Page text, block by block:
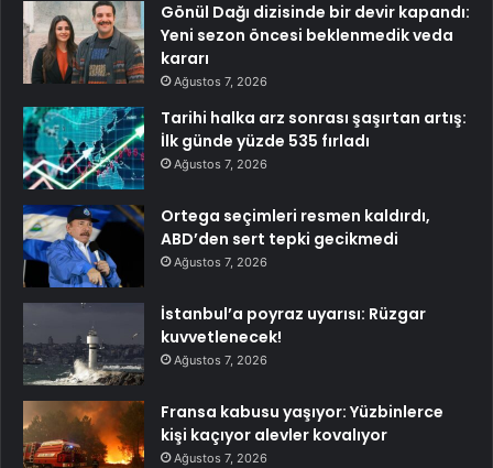
Gönül Dağı dizisinde bir devir kapandı:
Yeni sezon öncesi beklenmedik veda
kararı
Ağustos 7, 2026
Tarihi halka arz sonrası şaşırtan artış:
İlk günde yüzde 535 fırladı
Ağustos 7, 2026
Ortega seçimleri resmen kaldırdı,
ABD’den sert tepki gecikmedi
Ağustos 7, 2026
İstanbul’a poyraz uyarısı: Rüzgar
kuvvetlenecek!
Ağustos 7, 2026
Fransa kabusu yaşıyor: Yüzbinlerce
kişi kaçıyor alevler kovalıyor
Ağustos 7, 2026